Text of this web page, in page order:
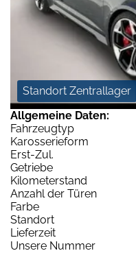
Standort Zentrallager
Allgemeine Daten:
Fahrzeugtyp
Karosserieform
Erst-Zul.
Getriebe
Kilometerstand
Anzahl der Türen
Farbe
Standort
Lieferzeit
Unsere Nummer